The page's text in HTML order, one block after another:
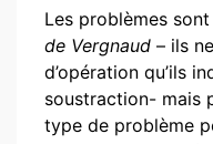
Les problèmes
de Vergnaud – ils
d’opération qu’ils
soustraction- mais
type de problème